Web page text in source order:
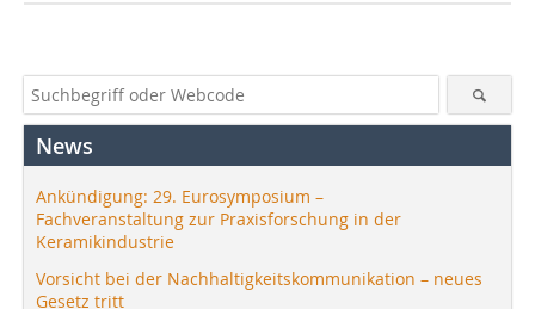
News
Ankündigung: 29. Eurosymposium –
Fachveranstaltung zur Praxisforschung in der
Keramikindustrie
Vorsicht bei der Nachhaltigkeitskommunikation – neues
Gesetz tritt